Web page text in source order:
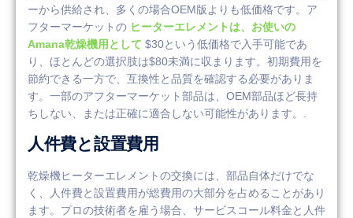
ーから供給され、多くの場合OEM版よりも低価格です。ア
フターマーケットの ヒーターエレメントは、お使いの
Amana乾燥機用として $30という低価格で入手可能であ
り、ほとんどの選択肢は$80未満に収まります。初期費用を
節約できる一方で、互換性と品質を確認する必要がありま
す。一部のアフターマーケット部品は、OEM部品ほど長持
ちしない、または正確に適合しない可能性があります。.
人件費と設置費用
乾燥機ヒーターエレメントの交換には、部品自体だけでな
く、人件費と設置費用が総費用の大部分を占めることがあり
ます。プロの技術者を雇う場合、サービスコール料金と人件